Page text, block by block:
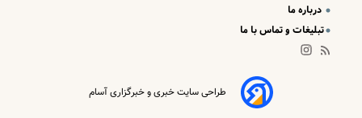
درباره ما
تبلیغات و تماس با ما
طراحی سایت خبری و خبرگزاری آسام